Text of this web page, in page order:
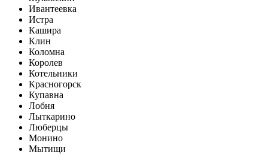
Ивантеевка
Истра
Кашира
Клин
Коломна
Королев
Котельники
Красногорск
Купавна
Лобня
Лыткарино
Люберцы
Монино
Мытищи